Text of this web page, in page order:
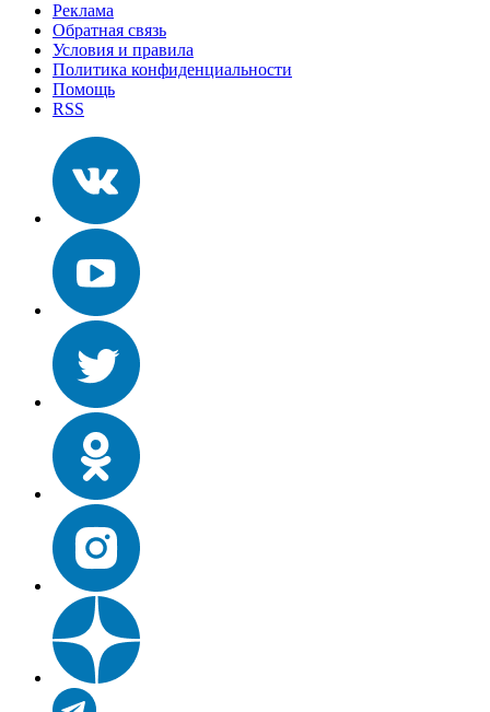
Реклама
Обратная связь
Условия и правила
Политика конфиденциальности
Помощь
RSS